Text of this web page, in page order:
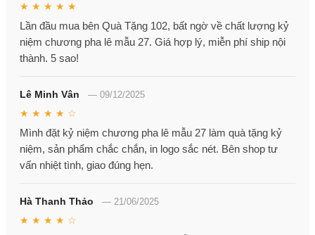
★ ★ ★ ★ ★
Lần đầu mua bên Quà Tặng 102, bất ngờ về chất lượng kỷ
niệm chương pha lê mẫu 27. Giá hợp lý, miễn phí ship nội
thành. 5 sao!
Lê Minh Vân — 09/12/2025
★ ★ ★ ★ ☆
Mình đặt kỷ niệm chương pha lê mẫu 27 làm quà tặng kỷ
niệm, sản phẩm chắc chắn, in logo sắc nét. Bên shop tư
vấn nhiệt tình, giao đúng hẹn.
Hà Thanh Thảo — 21/06/2025
★ ★ ★ ★ ☆